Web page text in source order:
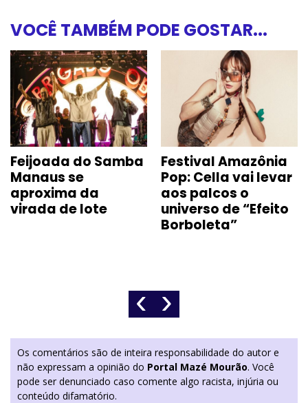
VOCÊ TAMBÉM PODE GOSTAR...
Feijoada do Samba
Manaus se
aproxima da
virada de lote
Festival Amazônia
Pop: Cella vai levar
aos palcos o
universo de “Efeito
Borboleta”
‹ ›
Os comentários são de inteira responsabilidade do autor e
não expressam a opinião do Portal Mazé Mourão. Você
pode ser denunciado caso comente algo racista, injúria ou
conteúdo difamatório.